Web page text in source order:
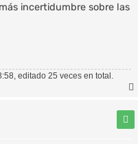
incertidumbre sobre las
editado 25 veces en total.